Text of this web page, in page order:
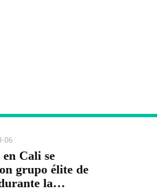
06
Cali se
grupo élite de
la